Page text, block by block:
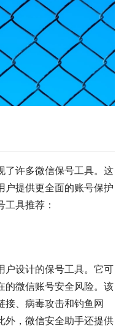
了许多微信保号工具。这
户提供更全面的账号保护
具推荐：
户设计的保号工具。它可
的微信账号安全风险。该
接、病毒攻击和钓鱼网
外，微信安全助手还提供